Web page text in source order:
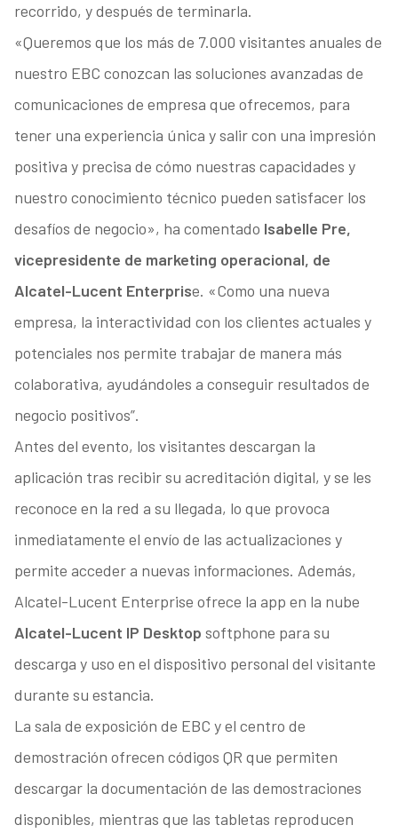
recorrido, y después de terminarla.
«Queremos que los más de 7.000 visitantes anuales de
nuestro EBC conozcan las soluciones avanzadas de
comunicaciones de empresa que ofrecemos, para
tener una experiencia única y salir con una impresión
positiva y precisa de cómo nuestras capacidades y
nuestro conocimiento técnico pueden satisfacer los
desafíos de negocio», ha comentado Isabelle Pre,
vicepresidente de marketing operacional, de
Alcatel-Lucent Enterprise. «Como una nueva
empresa, la interactividad con los clientes actuales y
potenciales nos permite trabajar de manera más
colaborativa, ayudándoles a conseguir resultados de
negocio positivos”.
Antes del evento, los visitantes descargan la
aplicación tras recibir su acreditación digital, y se les
reconoce en la red a su llegada, lo que provoca
inmediatamente el envío de las actualizaciones y
permite acceder a nuevas informaciones. Además,
Alcatel-Lucent Enterprise ofrece la app en la nube
Alcatel-Lucent IP Desktop softphone para su
descarga y uso en el dispositivo personal del visitante
durante su estancia.
La sala de exposición de EBC y el centro de
demostración ofrecen códigos QR que permiten
descargar la documentación de las demostraciones
disponibles, mientras que las tabletas reproducen